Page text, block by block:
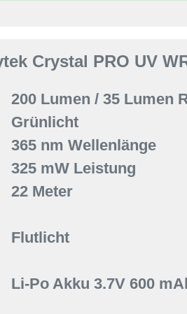
Crystal PRO UV
200 Lumen / 35 Lumen
Grünlicht
365 nm Wellenlänge
325 mW Leistung
22 Meter
Flutlicht
Li-Po Akku 3.7V 600